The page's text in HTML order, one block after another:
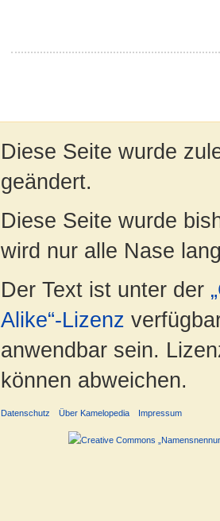
Diese Seite wurde
geändert.
Diese Seite wurde
wird nur alle Nase
Der Text ist unter der
Alike“-Lizenz
anwendbar sein.
können abweichen.
Datenschutz Über Kamelopedia Impressum